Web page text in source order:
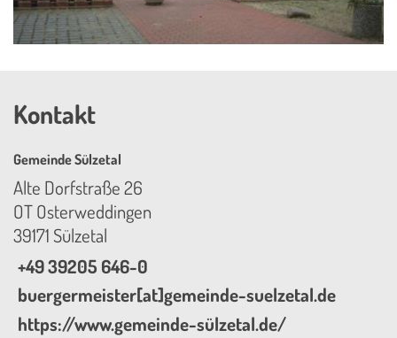
Kontakt
Gemeinde Sülzetal
Alte Dorfstraße 26
OT Osterweddingen
39171 Sülzetal
+49 39205 646-0
buergermeister[at]gemeinde-suelzetal.de
https://www.gemeinde-sülzetal.de/